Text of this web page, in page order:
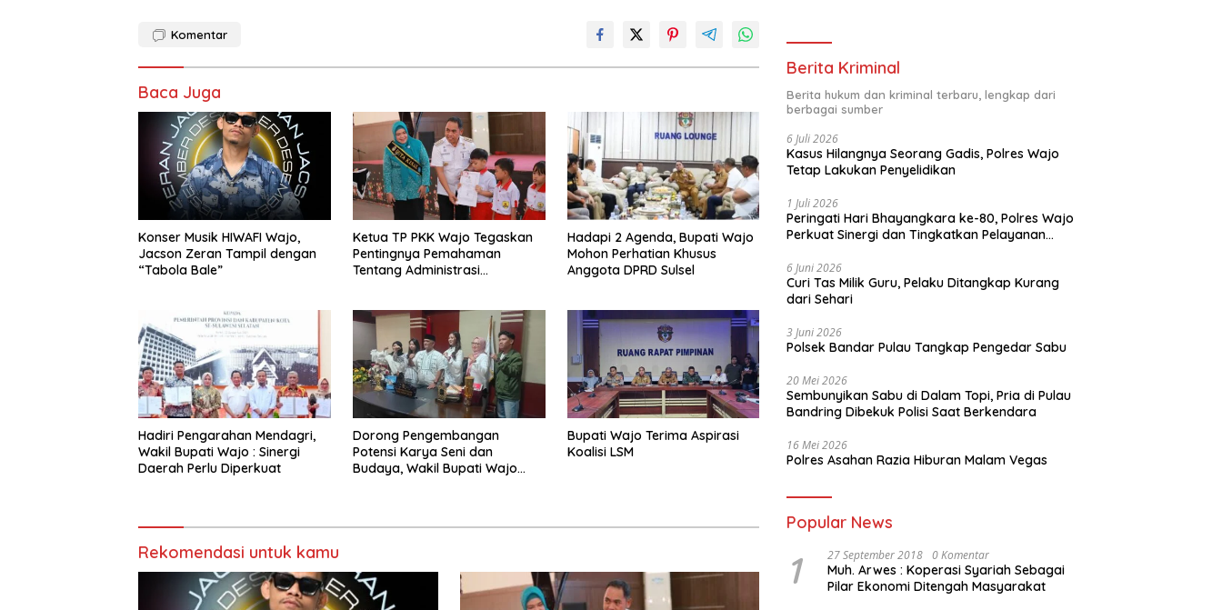
Komentar
Baca Juga
Konser Musik HIWAFI Wajo,
Jacson Zeran Tampil dengan
“Tabola Bale”
Ketua TP PKK Wajo Tegaskan
Pentingnya Pemahaman
Tentang Administrasi
Hadapi 2 Agenda, Bupati Wajo
Mohon Perhatian Khusus
Anggota DPRD Sulsel
Hadiri Pengarahan Mendagri,
Wakil Bupati Wajo : Sinergi
Daerah Perlu Diperkuat
Dorong Pengembangan
Potensi Karya Seni dan
Budaya, Wakil Bupati Wajo
Bupati Wajo Terima Aspirasi
Koalisi LSM
Rekomendasi untuk kamu
Berita Kriminal
Berita hukum dan kriminal terbaru, lengkap dari
berbagai sumber
6 Juli 2026
Kasus Hilangnya Seorang Gadis, Polres Wajo
Tetap Lakukan Penyelidikan
1 Juli 2026
Peringati Hari Bhayangkara ke-80, Polres Wajo
Perkuat Sinergi dan Tingkatkan Pelayanan
6 Juni 2026
Curi Tas Milik Guru, Pelaku Ditangkap Kurang
dari Sehari
3 Juni 2026
Polsek Bandar Pulau Tangkap Pengedar Sabu
20 Mei 2026
Sembunyikan Sabu di Dalam Topi, Pria di Pulau
Bandring Dibekuk Polisi Saat Berkendara
16 Mei 2026
Polres Asahan Razia Hiburan Malam Vegas
Popular News
1 27 September 2018 0 Komentar
Muh. Arwes : Koperasi Syariah Sebagai
Pilar Ekonomi Ditengah Masyarakat